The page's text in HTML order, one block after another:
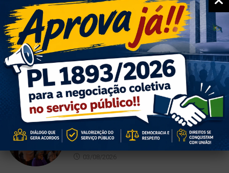
Oficina literária abre inscrições
03/08/2026
3
NOTÍCIAS
DIEESE aponta crescimento da
arrecadação e melhora do...
03/08/2026
Festa dos servidores: vamos
comemorar juntos o nosso...
03/08/2026